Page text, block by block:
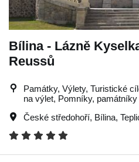
Bílina - Lázně
Reussů
Památky, Výlety, Turistické
na výlet, Pomníky, památníky
České středohoří, Bílina,